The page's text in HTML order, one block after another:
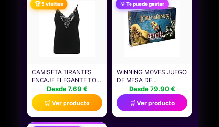
PERSONAL HOMBRES
MUJERES
🏆 5 visitas
CAMISETA TIRANTES
ENCAJE ELEGANTE TOP
CAMISOLA DE ENCAJE
CON ESCOTE EN V
DIARIO COMODIDAD Y
ELEGANCIA
SOFISTICADA PARA
Desde 7.69 €
🛒 Ver producto
💡 Te puede gustar
WINNING MOVES JUEGO
DE MESA DE
ESTRATEGIA DE LORD
OF THE RINGS RISK,
ÚNETE A LA BATALLA
DE LA TIERRA MEDIA
QUE CUBRE EVENTOS
Desde 79.90 €
🛒 Ver producto